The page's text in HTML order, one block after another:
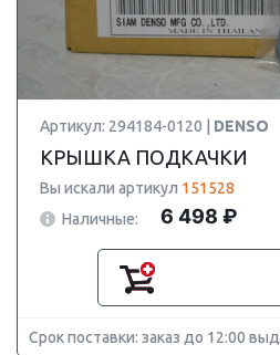
Артикул: 294184-0120 | DENSO
КРЫШКА ПОДКАЧКИ
Вы искали артикул 151528
Наличные:
6 498 ₽
Срок поставки: заказ до 12:00